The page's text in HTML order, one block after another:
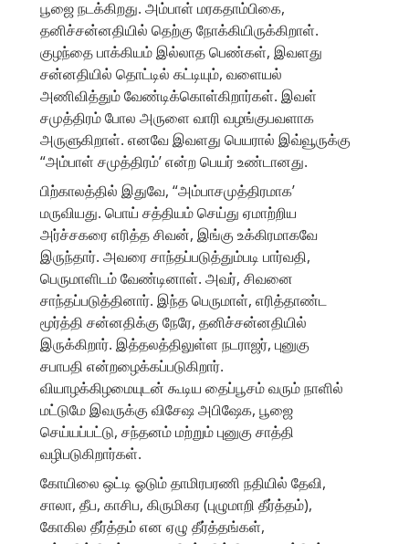
பூஜை நடக்கிறது. அம்பாள் மரகதாம்பிகை,
தனிச்சன்னதியில் தெற்கு நோக்கியிருக்கிறாள்.
குழந்தை பாக்கியம் இல்லாத பெண்கள், இவளது
சன்னதியில் தொட்டில் கட்டியும், வளையல்
அணிவித்தும் வேண்டிக்கொள்கிறார்கள். இவள்
சமுத்திரம் போல அருளை வாரி வழங்குபவளாக
அருளுகிறாள். எனவே இவளது பெயரால் இவ்வூருக்கு
“அம்பாள் சமுத்திரம்’ என்ற பெயர் உண்டானது.
பிற்காலத்தில் இதுவே, “அம்பாசமுத்திரமாக’
மருவியது. பொய் சத்தியம் செய்து ஏமாற்றிய
அர்ச்சகரை எரித்த சிவன், இங்கு உக்கிரமாகவே
இருந்தார். அவரை சாந்தப்படுத்தும்படி பார்வதி,
பெருமாளிடம் வேண்டினாள். அவர், சிவனை
சாந்தப்படுத்தினார். இந்த பெருமாள், எரித்தாண்ட
மூர்த்தி சன்னதிக்கு நேரே, தனிச்சன்னதியில்
இருக்கிறார். இத்தலத்திலுள்ள நடராஜர், புனுகு
சபாபதி என்றழைக்கப்படுகிறார்.
வியாழக்கிழமையுடன் கூடிய தைப்பூசம் வரும் நாளில்
மட்டுமே இவருக்கு விசேஷ அபிஷேக, பூஜை
செய்யப்பட்டு, சந்தனம் மற்றும் புனுகு சாத்தி
வழிபடுகிறார்கள்.
கோயிலை ஒட்டி ஓடும் தாமிரபரணி நதியில் தேவி,
சாலா, தீப, காசிப, கிருமிகர (புழுமாறி தீர்த்தம்),
கோகில தீர்த்தம் என ஏழு தீர்த்தங்கள்,